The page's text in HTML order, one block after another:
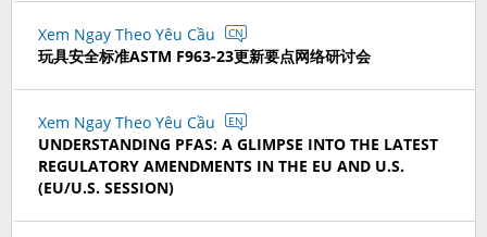
Xem Ngay Theo Yêu Cầu CN
玩具安全标准ASTM F963-23更新要点网络研讨会
Xem Ngay Theo Yêu Cầu EN
UNDERSTANDING PFAS: A GLIMPSE INTO THE LATEST
REGULATORY AMENDMENTS IN THE EU AND U.S.
(EU/U.S. SESSION)